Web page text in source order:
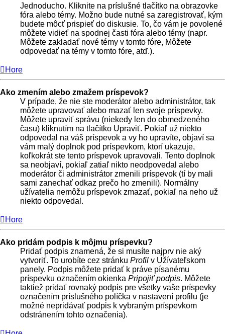
Jednoducho. Kliknite na príslušné tlačítko na obrazovke
fóra alebo témy. Možno bude nutné sa zaregistrovať, kým
budete môcť prispieť do diskusie. To, čo vám je povolené
môžete vidieť na spodnej časti fóra alebo témy (napr.
Môžete zakladať nové témy v tomto fóre, Môžete
odpovedať na témy v tomto fóre, atď.).
Hore
Ako zmením alebo zmažem príspevok?
V prípade, že nie ste moderátor alebo administrátor, tak
môžete upravovať alebo mazať len svoje príspevky.
Môžete upraviť správu (niekedy len do obmedzeného
času) kliknutím na tlačítko Upraviť. Pokiaľ už niekto
odpovedal na váš príspevok a vy ho upravíte, objaví sa
vám malý doplnok pod príspevkom, ktorí ukazuje,
koľkokrát ste tento príspevok upravovali. Tento doplnok
sa neobjaví, pokiaľ zatiaľ nikto neodpovedal alebo
moderátor či administrátor zmenili príspevok (tí by mali
sami zanechať odkaz prečo ho zmenili). Normálny
užívatelia nemôžu príspevok zmazať, pokiaľ na neho už
niekto odpovedal.
Hore
Ako pridám podpis k môjmu príspevku?
Pridať podpis znamená, že si musíte najprv nie aký
vytvoriť. To urobíte cez stránku Profil v Užívateľskom
panely. Podpis môžete pridať k práve písanému
príspevku označením okienka Pripojiť podpis. Môžete
taktiež pridať rovnaký podpis pre všetky vaše príspevky
označením príslušného políčka v nastavení profilu (je
možné nepridávať podpis k vybraným príspevkom
odstránením tohto označenia).